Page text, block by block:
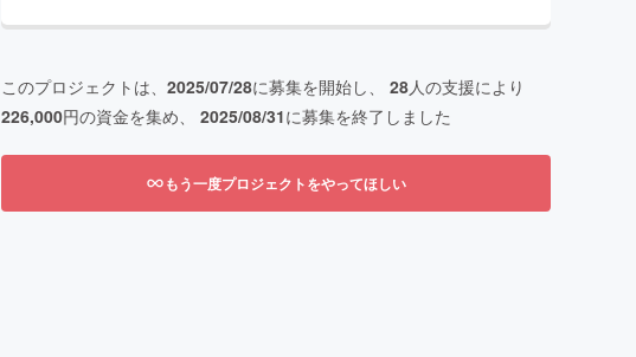
このプロジェクトは、 2025/07/28に募集を開始し、 28人の支援により
226,000円の資金を集め、 2025/08/31に募集を終了しました
もう一度プロジェクトをやってほしい